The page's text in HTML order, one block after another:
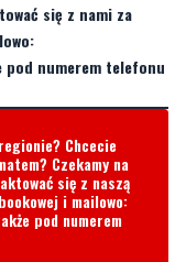
się z nami za
pod numerem telefonu
Chcecie
Czekamy na
się z naszą
i mailowo:
pod numerem